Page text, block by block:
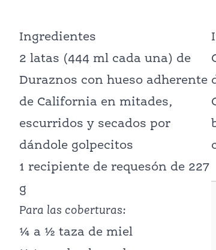
Ingredientes
2 latas (444 ml cada una) de
Duraznos con hueso adherente
de California en mitades,
escurridos y secados por
dándole golpecitos
1 recipiente de requesón de 227
g
Para las coberturas:
¼ a ½ taza de miel